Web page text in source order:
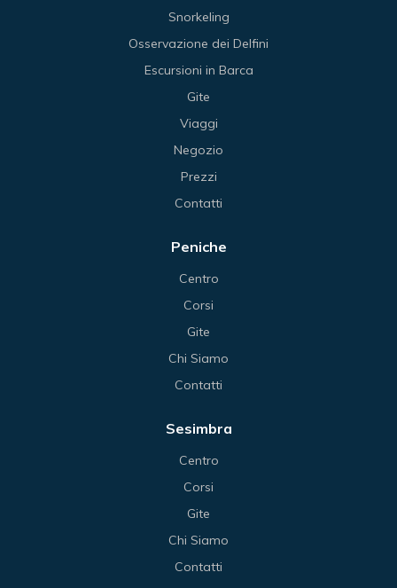
Snorkeling
Osservazione dei Delfini
Escursioni in Barca
Gite
Viaggi
Negozio
Prezzi
Contatti
Peniche
Centro
Corsi
Gite
Chi Siamo
Contatti
Sesimbra
Centro
Corsi
Gite
Chi Siamo
Contatti